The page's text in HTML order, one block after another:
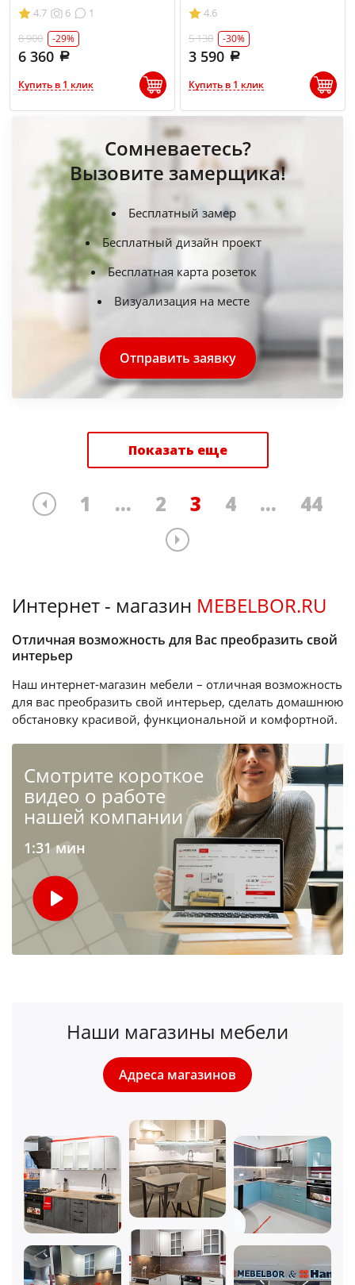
4.7 6
1
8 900
-29%
6 360
Купить в 1 клик
4.6
5 130
-30%
3 590
Купить в 1 клик
Сомневаетесь?
Вызовите замерщика!
Бесплатный замер
Бесплатный дизайн проект
Бесплатная карта розеток
Визуализация на месте
Отправить заявку
Показать еще
1 ... 2 3 4 ... 44
Интернет - магазин MEBELBOR.RU
Отличная возможность для Вас преобразить свой
интерьер
Наш интернет-магазин мебели – отличная возможность
для вас преобразить свой интерьер, сделать домашнюю
обстановку красивой, функциональной и комфортной.
Cмотрите короткое
видео о работе
нашей компании
1:31 мин
Наши магазины мебели
Адреса магазинов